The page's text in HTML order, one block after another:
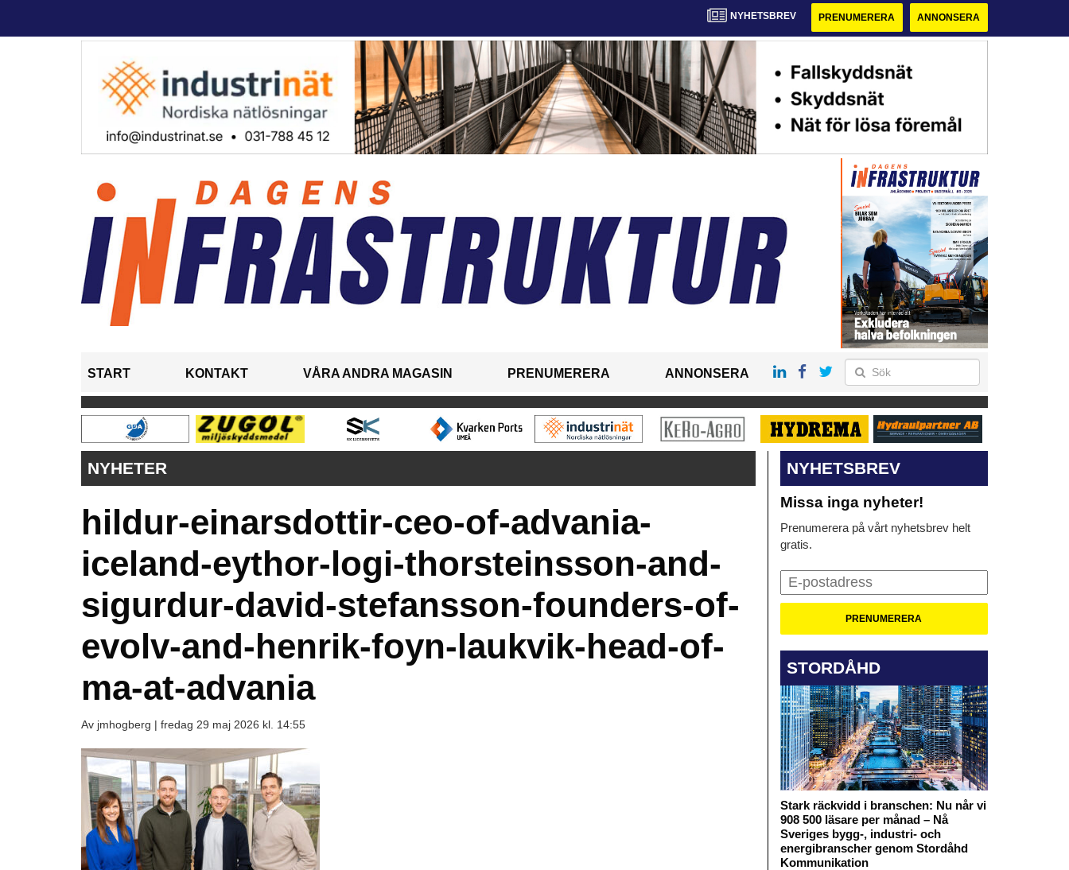
NYHETSBREV PRENUMERERA ANNONSERA
START KONTAKT VÅRA ANDRA MAGASIN PRENUMERERA ANNONSERA
NYHETER
hildur-einarsdottir-ceo-of-advania-
iceland-eythor-logi-thorsteinsson-and-
sigurdur-david-stefansson-founders-of-
evolv-and-henrik-foyn-laukvik-head-of-
ma-at-advania
Av jmhogberg | fredag 29 maj 2026 kl. 14:55
NYHETSBREV
Missa inga nyheter!
Prenumerera på vårt nyhetsbrev helt
gratis.
STORDÅHD
Stark räckvidd i branschen: Nu når vi
908 500 läsare per månad – Nå
Sveriges bygg-, industri- och
energibranscher genom Stordåhd
Kommunikation